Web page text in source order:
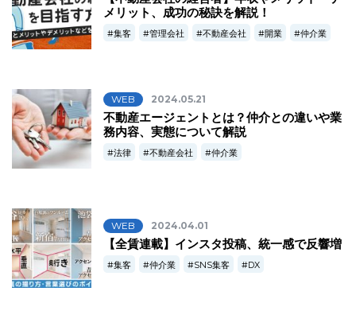
メリット、成功の秘訣を解説！
集客 管理会社 不動産会社 開業 仲介業
WEB 2024.05.21
不動産エージェントとは？仲介との違いや業
務内容、実態について解説
法律 不動産会社 仲介業
WEB 2024.04.01
【全賃連載】インスタ投稿、統一感で反響増
集客 仲介業 SNS集客 DX